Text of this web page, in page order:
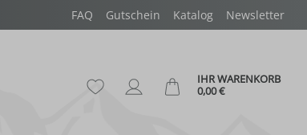
FAQ Gutschein Katalog Newsletter
Du hast 0 Produkte auf dem
IHR WARENKORB
0,00 €